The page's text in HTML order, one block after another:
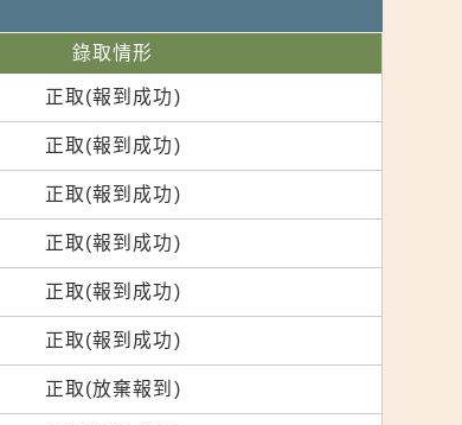
錄取情形
正取(報到成功)
正取(報到成功)
正取(報到成功)
正取(報到成功)
正取(報到成功)
正取(報到成功)
正取(放棄報到)